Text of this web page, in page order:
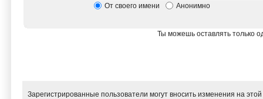
От своего имени Анонимно
Ты можешь оставлять только
Зарегистрированные пользователи могут вносить изменения на